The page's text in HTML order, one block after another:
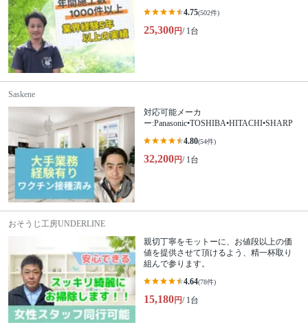
4.75(502件)
25,300円/ 1台
Saskene
対応可能メーカ
ー:Panasonic•TOSHIBA•HITACHI•SHARP
4.80(54件)
32,200円/ 1台
おそうじ工房UNDERLINE
親切丁寧をモットーに、お値段以上の価
値を提供させて頂けるよう、精一杯取り
組んで参ります。
4.64(78件)
15,180円/ 1台